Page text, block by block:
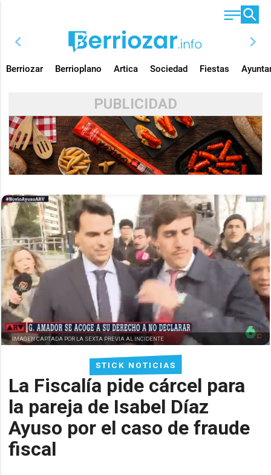
chevron_left chevron_right
Berriozar Berrioplano Artica Sociedad Fiestas
PUBLICIDAD
STICK NOTICIAS
La Fiscalía pide cárcel para
la pareja de Isabel Díaz
Ayuso por el caso de fraude
fiscal
IMAGEN CAPTADA POR LA SEXTA PREVIA AL INCIDENTE